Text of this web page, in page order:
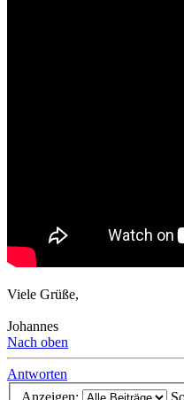
Viele Grüße,
Johannes
Nach oben
Antworten
Anzeigen: